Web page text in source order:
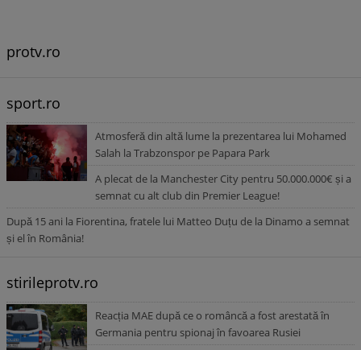
protv.ro
sport.ro
Atmosferă din altă lume la prezentarea lui Mohamed
Salah la Trabzonspor pe Papara Park
A plecat de la Manchester City pentru 50.000.000€ și a
semnat cu alt club din Premier League!
După 15 ani la Fiorentina, fratele lui Matteo Duțu de la Dinamo a semnat
și el în România!
stirileprotv.ro
Reacția MAE după ce o româncă a fost arestată în
Germania pentru spionaj în favoarea Rusiei